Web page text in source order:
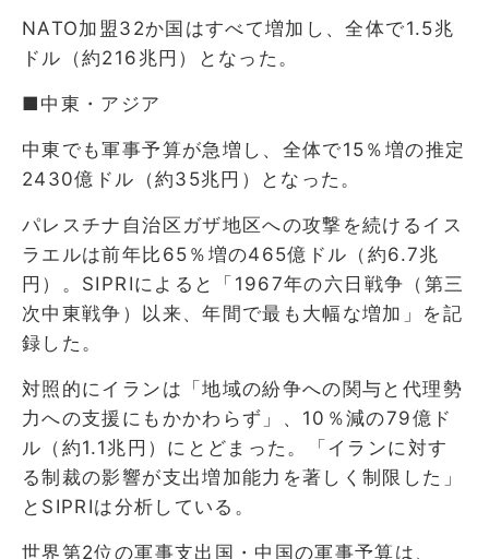
NATO加盟32か国はすべて増加し、全体で1.5兆
ドル（約216兆円）となった。
■中東・アジア
中東でも軍事予算が急増し、全体で15％増の推定
2430億ドル（約35兆円）となった。
パレスチナ自治区ガザ地区への攻撃を続けるイス
ラエルは前年比65％増の465億ドル（約6.7兆
円）。SIPRIによると「1967年の六日戦争（第三
次中東戦争）以来、年間で最も大幅な増加」を記
録した。
対照的にイランは「地域の紛争への関与と代理勢
力への支援にもかかわらず」、10％減の79億ド
ル（約1.1兆円）にとどまった。「イランに対す
る制裁の影響が支出増加能力を著しく制限した」
とSIPRIは分析している。
世界第2位の軍事支出国・中国の軍事予算は、